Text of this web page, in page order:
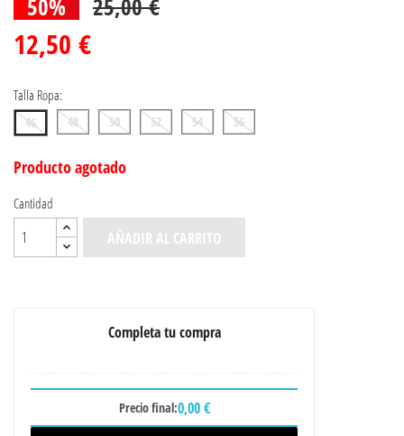
50% 25,00 €
12,50 €
Talla Ropa:
46 48 50 52 54 56
Producto agotado
Cantidad
AÑADIR AL CARRITO
Completa tu compra
Precio final:0,00 €